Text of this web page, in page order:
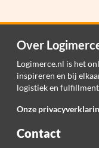
Over
Logimerce.nl is het
inspireren en bij
logistiek en
Onze
Contact